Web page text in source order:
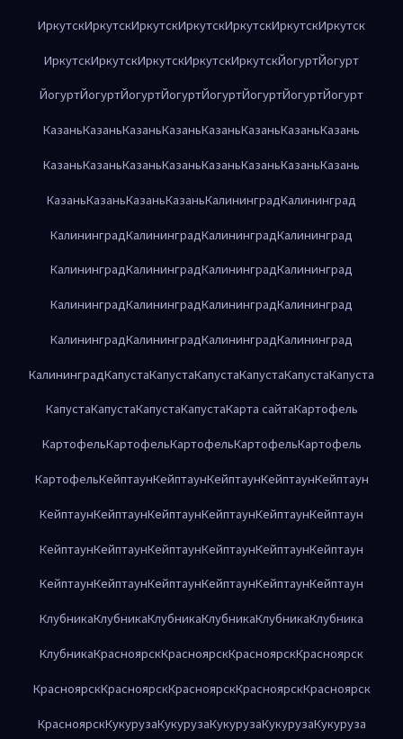
ИркутскИркутскИркутскИркутскИркутскИркутскИркутск
ИркутскИркутскИркутскИркутскИркутскЙогуртЙогурт
ЙогуртЙогуртЙогуртЙогуртЙогуртЙогуртЙогуртЙогурт
КазаньКазаньКазаньКазаньКазаньКазаньКазаньКазань
КазаньКазаньКазаньКазаньКазаньКазаньКазаньКазань
КазаньКазаньКазаньКазаньКалининградКалининград
КалининградКалининградКалининградКалининград
КалининградКалининградКалининградКалининград
КалининградКалининградКалининградКалининград
КалининградКалининградКалининградКалининград
КалининградКапустаКапустаКапустаКапустаКапустаКапуста
КапустаКапустаКапустаКапустаКарта сайтаКартофель
КартофельКартофельКартофельКартофельКартофель
КартофельКейптаунКейптаунКейптаунКейптаунКейптаун
КейптаунКейптаунКейптаунКейптаунКейптаунКейптаун
КейптаунКейптаунКейптаунКейптаунКейптаунКейптаун
КейптаунКейптаунКейптаунКейптаунКейптаунКейптаун
КлубникаКлубникаКлубникаКлубникаКлубникаКлубника
КлубникаКрасноярскКрасноярскКрасноярскКрасноярск
КрасноярскКрасноярскКрасноярскКрасноярскКрасноярск
КрасноярскКукурузаКукурузаКукурузаКукурузаКукуруза